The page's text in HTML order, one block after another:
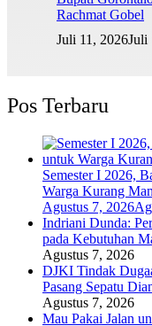
Rachmat Gobel
Juli 11, 2026Juli
Pos Terbaru
Semester I 2026,
Warga Kurang
Agustus 7, 2026
Indriani Dunda:
pada Kebutuhan
Agustus 7, 2026
DJKI Tindak
Pasang Sepatu
Agustus 7, 2026
Mau Pakai Jalan